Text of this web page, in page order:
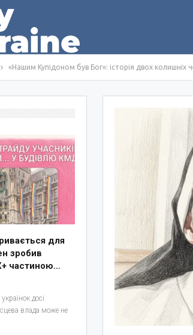
«Нашим Купідоном був Бог»: історія двох колишніх
для
зробив
частиною…
досі
влада може не